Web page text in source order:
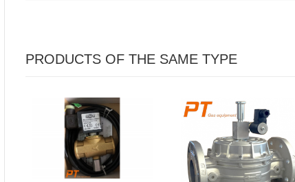
PRODUCTS OF THE SAME TYPE